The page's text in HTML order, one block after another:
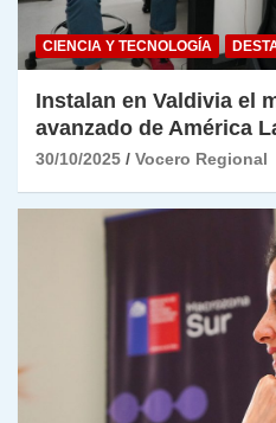
CIENCIA Y TECNOLOGÍA
Instalan en Valdivia el
avanzado de América
30/10/2025 Vocero Regional